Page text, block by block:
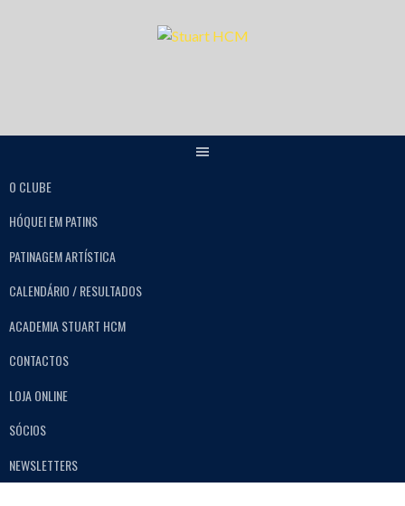
O CLUBE
HÓQUEI EM PATINS
PATINAGEM ARTÍSTICA
CALENDÁRIO / RESULTADOS
ACADEMIA STUART HCM
CONTACTOS
LOJA ONLINE
SÓCIOS
NEWSLETTERS